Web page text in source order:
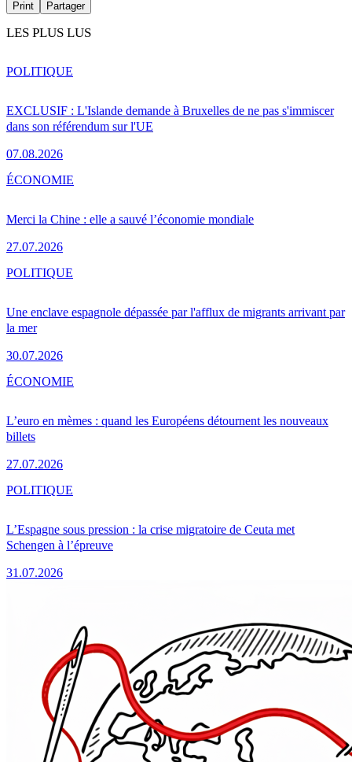
Print Partager
LES PLUS LUS
EXCLUSIF : L'Islande demande à Bruxelles de ne pas s'immiscer
dans son référendum sur l'UE
07.08.2026
POLITIQUE
Merci la Chine : elle a sauvé l’économie mondiale
27.07.2026
ÉCONOMIE
Une enclave espagnole dépassée par l'afflux de migrants arrivant par
la mer
30.07.2026
POLITIQUE
L’euro en mèmes : quand les Européens détournent les nouveaux
billets
27.07.2026
ÉCONOMIE
L’Espagne sous pression : la crise migratoire de Ceuta met
Schengen à l’épreuve
31.07.2026
POLITIQUE